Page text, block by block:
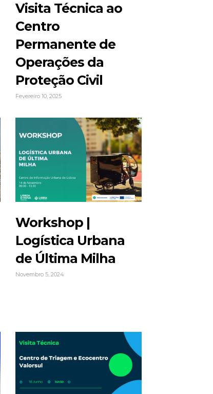
Visita Técnica ao
Centro
Permanente de
Operações da
Proteção Civil
Fevereiro 10, 2025
Workshop |
Logística Urbana
de Última Milha
Novembro 5, 2024